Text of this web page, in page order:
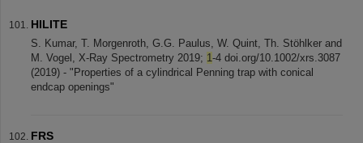
HILITE
S. Kumar, T. Morgenroth, G.G. Paulus, W. Quint, Th. Stöhlker and
M. Vogel, X-Ray Spectrometry 2019; 1-4 doi.org/10.1002/xrs.3087
(2019) - "Properties of a cylindrical Penning trap with conical
endcap openings"
FRS